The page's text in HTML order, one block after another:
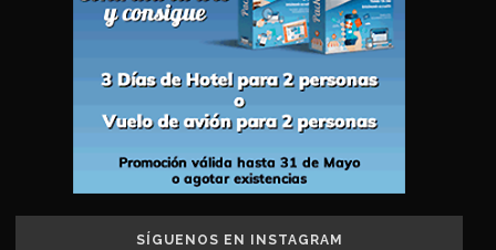
SÍGUENOS EN INSTAGRAM